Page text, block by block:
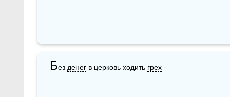
Без денег в церковь ходить грех